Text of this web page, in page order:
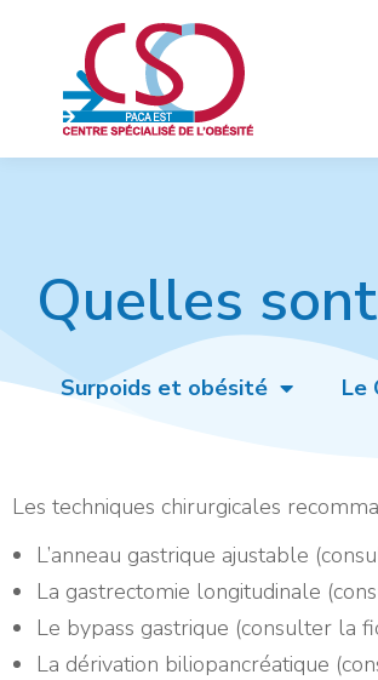
Quelles
Surpoids et obésité Le
Les techniques chirurgicales
L’anneau gastrique ajustable
La gastrectomie longitudinale
Le bypass gastrique (consulter la
La dérivation biliopancréatique